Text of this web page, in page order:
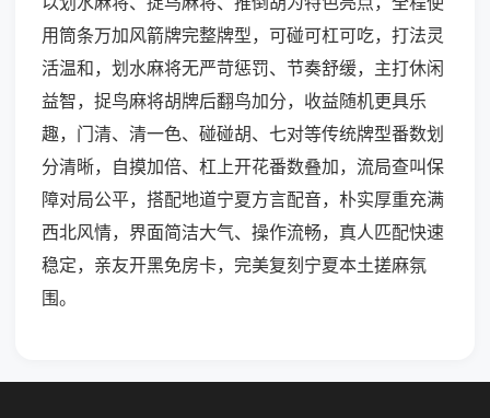
用筒条万加风箭牌完整牌型，可碰可杠可吃，打法灵
活温和，划水麻将无严苛惩罚、节奏舒缓，主打休闲
益智，捉鸟麻将胡牌后翻鸟加分，收益随机更具乐
趣，门清、清一色、碰碰胡、七对等传统牌型番数划
分清晰，自摸加倍、杠上开花番数叠加，流局查叫保
障对局公平，搭配地道宁夏方言配音，朴实厚重充满
西北风情，界面简洁大气、操作流畅，真人匹配快速
稳定，亲友开黑免房卡，完美复刻宁夏本土搓麻氛
围。